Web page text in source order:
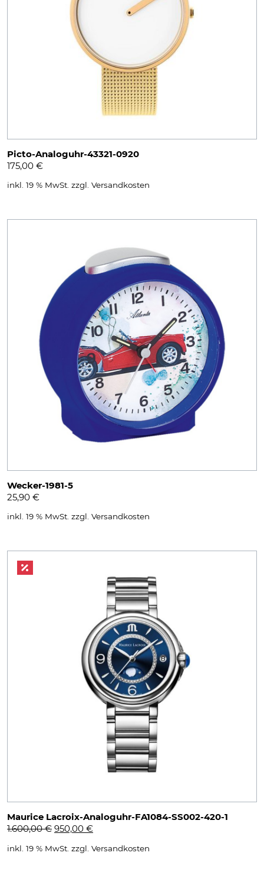
Picto-Analoguhr-43321-0920
175,00 €
inkl. 19 % MwSt. zzgl. Versandkosten
Wecker-1981-5
25,90 €
inkl. 19 % MwSt. zzgl. Versandkosten
Maurice Lacroix-Analoguhr-FA1084-SS002-420-1
1.600,00€ Ursprünglicher
war:
950,00 €Aktueller
ist:
inkl. 19 % MwSt. zzgl. Versandkosten